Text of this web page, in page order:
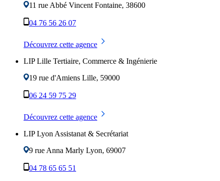
11 rue Abbé Vincent Fontaine, 38600
04 76 56 26 07
Découvrez cette agence
LIP Lille Tertiaire, Commerce & Ingénierie
19 rue d'Amiens Lille, 59000
06 24 59 75 29
Découvrez cette agence
LIP Lyon Assistanat & Secrétariat
9 rue Anna Marly Lyon, 69007
04 78 65 65 51